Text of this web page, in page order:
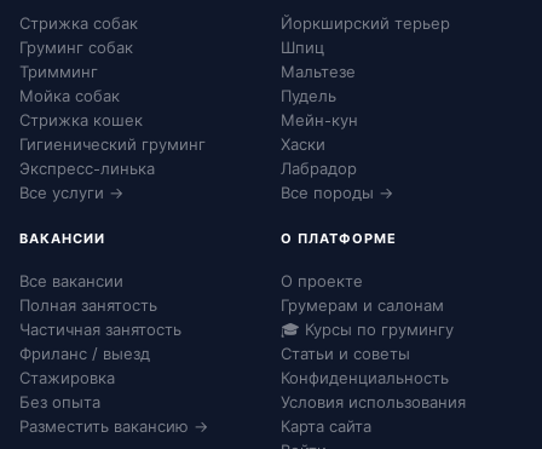
Стрижка собак
Груминг собак
Тримминг
Мойка собак
Стрижка кошек
Гигиенический груминг
Экспресс-линька
Все услуги →
Йоркширский терьер
Шпиц
Мальтезе
Пудель
Мейн-кун
Хаски
Лабрадор
Все породы →
ВАКАНСИИ
Все вакансии
Полная занятость
Частичная занятость
Фриланс / выезд
Стажировка
Без опыта
Разместить вакансию →
О ПЛАТФОРМЕ
О проекте
Грумерам и салонам
🎓 Курсы по грумингу
Статьи и советы
Конфиденциальность
Условия использования
Карта сайта